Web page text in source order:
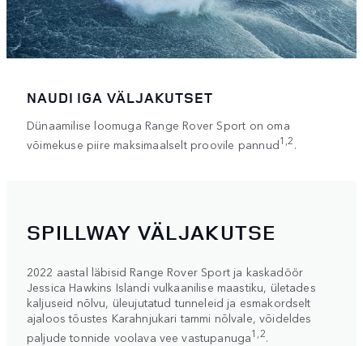
NAUDI IGA VÄLJAKUTSET
Dünaamilise loomuga Range Rover Sport on oma
võimekuse piire maksimaalselt proovile pannud1,2.
SPILLWAY VÄLJAKUTSE
2022 aastal läbisid Range Rover Sport ja kaskadöör
Jessica Hawkins Islandi vulkaanilise maastiku, ületades
kaljuseid nõlvu, üleujutatud tunneleid ja esmakordselt
ajaloos tõustes Karahnjukari tammi nõlvale, võideldes
paljude tonnide voolava vee vastupanuga1,2.